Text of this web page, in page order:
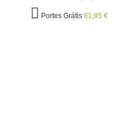
Portes Grátis 61,95 €